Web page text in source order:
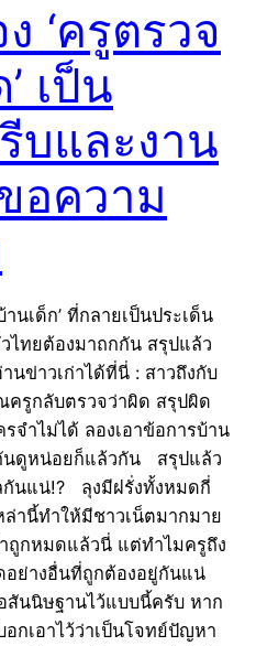
‘ครูตรวจ
เป็น
รีบและงาน
อความ
นเด็ก’ ที่กลายเป็นประเด็น
ไทยต้องมาถกกัน สรุปแล้ว
ข่าวเก่าได้ที่นี่ : สาวถึงกับ
ครูกลับตรวจว่าผิด สรุปผิด
จำไม่ได้ ลองเอาข้อการบ้าน
นดูหน่อยก็แล้วกัน สรุปแล้ว
กันแน่!? ลุงมีฝรั่งทั้งหมดกี่
านี้ทำให้มีชาวเน็ตมากมาย
ถูกหมดแล้วนี่ แต่ทำไมครูถึง
ย่างอื่นที่ถูกต้องอยู่กันแน่
สันนิษฐานไว้แบบนี้ครับ หาก
กเอาไว้ว่าเป็นโจทย์ปัญหา